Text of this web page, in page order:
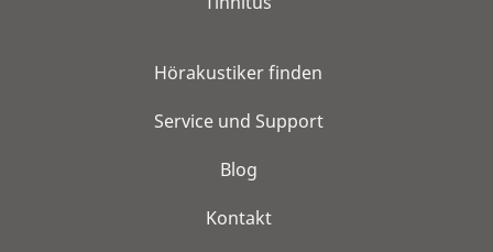
Hörakustiker finden
Service und Support
Blog
Kontakt